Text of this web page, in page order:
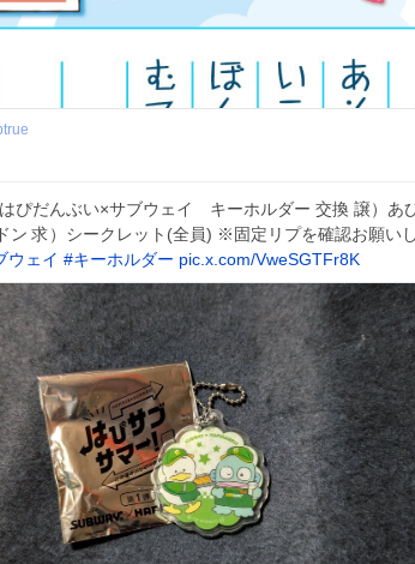
はぴだんぶい×サブウェイ キーホルダー 交換 譲）あ
ン 求）シークレット(全員) ※固定リプを確認お願い
ウェイ #キーホルダー pic.x.com/VweSGTFr8K